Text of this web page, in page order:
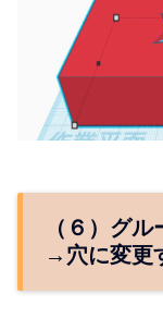
（６）グ
→穴に変更